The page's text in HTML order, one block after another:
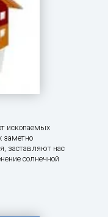
ископаемых
заметно
заставляют нас
солнечной